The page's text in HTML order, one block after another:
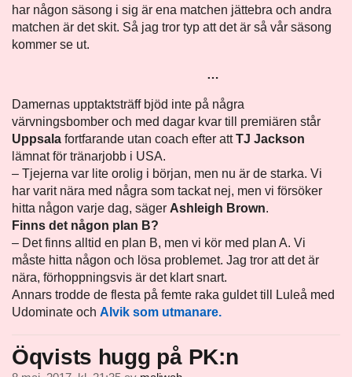
har någon säsong i sig är ena matchen jättebra och andra
matchen är det skit. Så jag tror typ att det är så vår säsong
kommer se ut.
…
Damernas upptaktsträff bjöd inte på några
värvningsbomber och med dagar kvar till premiären står
Uppsala fortfarande utan coach efter attTJ Jackson
lämnat för tränarjobb i USA.
– Tjejerna var lite orolig i början, men nu är de starka. Vi
har varit nära med några som tackat nej, men vi försöker
hitta någon varje dag, säger Ashleigh Brown.
Finns det någon plan B?
– Det finns alltid en plan B, men vi kör med plan A. Vi
måste hitta någon och lösa problemet. Jag tror att det är
nära, förhoppningsvis är det klart snart.
Annars trodde de flesta på femte raka guldet till Luleå med
Udominate och Alvik som utmanare.
Öqvists hugg på PK:n